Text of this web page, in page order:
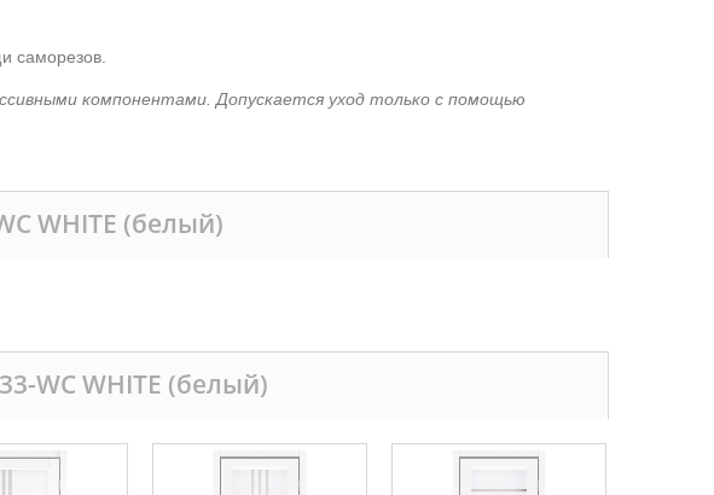
саморезов.
компонентами. Допускается уход только с помощью
WHITE (белый)
WC WHITE (белый)